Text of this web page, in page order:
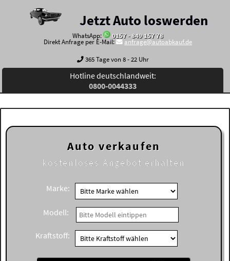
Jetzt Auto loswerden
WhatsApp:
0157 - 849 157 78
Direkt Anfrage per E-Mail:
anfrage@autoabkauf.de
365 Tage von 8 - 22 Uhr
Hotline deutschlandweit:
0800-0044333
Auto verkaufen
kostenloses Angebot erhalten
Marke:
Modell:
Kraftstoff: